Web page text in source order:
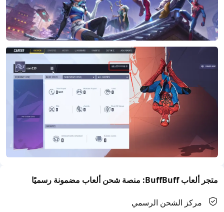
متجر ألعاب BuffBuff: منصة شحن ألعاب مضمونة رسميًا
مركز الشحن الرسمي